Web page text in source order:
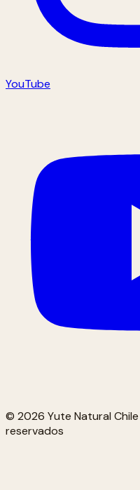
YouTube
© 2026 Yute Natural
reservados